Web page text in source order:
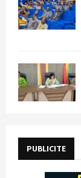
PUBLICITE